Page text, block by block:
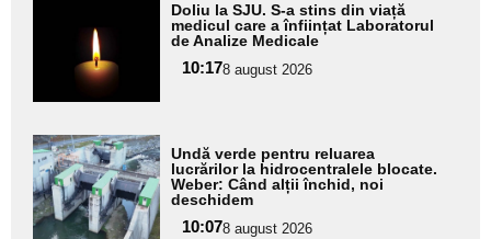
aici textul
pentru
subtitlu
Doliu la SJU. S-a stins din viață
medicul care a înființat Laboratorul
de Analize Medicale
10:178 august 2026
Adaugă
aici textul
pentru
subtitlu
Undă verde pentru reluarea
lucrărilor la hidrocentralele blocate.
Weber: Când alții închid, noi
deschidem
10:078 august 2026